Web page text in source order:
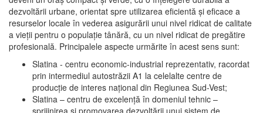
dezvoltării urbane, orientat spre utilizarea eficientă şi eficace a
resurselor locale în vederea asigurării unui nivel ridicat de calitate
a vieţii pentru o populaţie tânără, cu un nivel ridicat de pregătire
profesională. Principalele aspecte urmărite în acest sens sunt:
Slatina - centru economic-industrial reprezentativ, racordat
prin intermediul autostrăzii A1 la celelalte centre de
producţie de interes naţional din Regiunea Sud-Vest;
Slatina – centru de excelenţă în domeniul tehnic –
sprijinirea şi promovarea dezvoltării unui sistem de